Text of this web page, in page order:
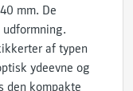
mm. De
af typen
ydeevne og
den kompakte